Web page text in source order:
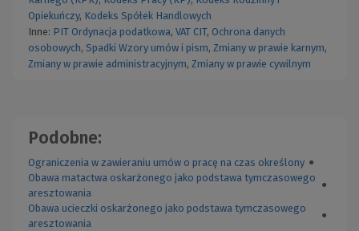
Opiekuńczy, Kodeks Spółek Handlowych
Inne: PIT Ordynacja podatkowa, VAT CIT, Ochrona danych
osobowych, Spadki Wzory umów i pism, Zmiany w prawie karnym,
Zmiany w prawie administracyjnym, Zmiany w prawie cywilnym
Podobne:
Ograniczenia w zawieraniu umów o pracę na czas określony ●
Obawa matactwa oskarżonego jako podstawa tymczasowego
aresztowania
●
Obawa ucieczki oskarżonego jako podstawa tymczasowego
aresztowania
●